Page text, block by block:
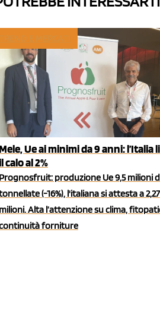
Ue ai minimi da 9 anni: l’Italia
calo al 2%
Prognosfruit: produzione Ue 9,5 milioni
(-16%), l'italiana si attesta a 2,27
milioni. Alta l’attenzione su clima,
forniture